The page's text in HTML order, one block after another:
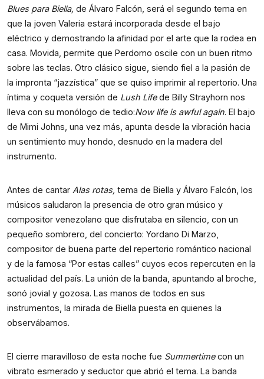
Blues para Biella, de Álvaro Falcón, será el segundo tema en
que la joven Valeria estará incorporada desde el bajo
eléctrico y demostrando la afinidad por el arte que la rodea en
casa. Movida, permite que Perdomo oscile con un buen ritmo
sobre las teclas. Otro clásico sigue, siendo fiel a la pasión de
la impronta “jazzística” que se quiso imprimir al repertorio. Una
íntima y coqueta versión de Lush Lifede Billy Strayhorn nos
lleva con su monólogo de tedio:Now life is awful again. El bajo
de Mimi Johns, una vez más, apunta desde la vibración hacia
un sentimiento muy hondo, desnudo en la madera del
instrumento.
Antes de cantar Alas rotas, tema de Biella y Álvaro Falcón, los
músicos saludaron la presencia de otro gran músico y
compositor venezolano que disfrutaba en silencio, con un
pequeño sombrero, del concierto: Yordano Di Marzo,
compositor de buena parte del repertorio romántico nacional
y de la famosa “Por estas calles” cuyos ecos repercuten en la
actualidad del país. La unión de la banda, apuntando al broche,
sonó jovial y gozosa. Las manos de todos en sus
instrumentos, la mirada de Biella puesta en quienes la
observábamos.
El cierre maravilloso de esta noche fue Summertimecon un
vibrato esmerado y seductor que abrió el tema. La banda